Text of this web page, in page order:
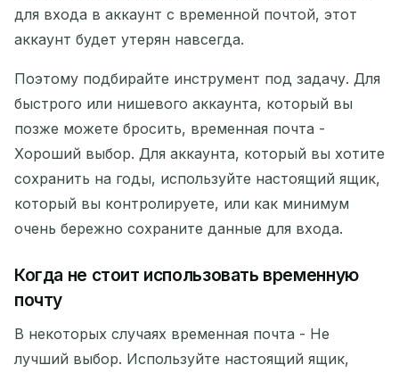
для входа в аккаунт с временной почтой, этот
аккаунт будет утерян навсегда.
Поэтому подбирайте инструмент под задачу. Для
быстрого или нишевого аккаунта, который вы
позже можете бросить, временная почта -
Хороший выбор. Для аккаунта, который вы хотите
сохранить на годы, используйте настоящий ящик,
который вы контролируете, или как минимум
очень бережно сохраните данные для входа.
Когда не стоит использовать временную
почту
В некоторых случаях временная почта - Не
лучший выбор. Используйте настоящий ящик,